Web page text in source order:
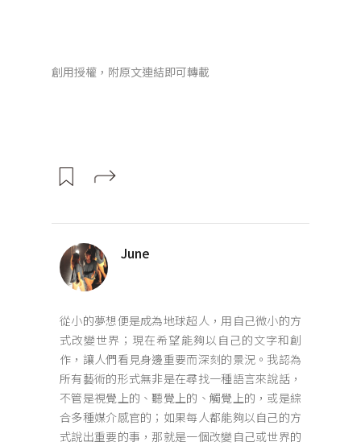
創用授權，附原文連結即可轉載
June
從小的夢想便是成為地球超人，用自己微小的方
式改變世界；現在希望能夠以自己的文字和創
作，讓人們看見身邊重要而深刻的景況。我認為
所有藝術的形式無非是在尋找一種語言來說話，
不管是視覺上的、聽覺上的、觸覺上的，或是綜
合多種媒介感官的；如果每人都能夠以自己的方
式說出重要的事，那就是一個改變自己或世界的